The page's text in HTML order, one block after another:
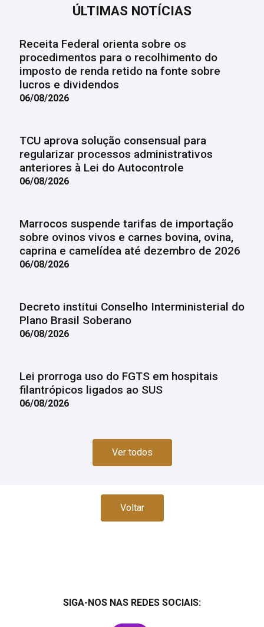
ÚLTIMAS NOTÍCIAS
Receita Federal orienta sobre os
procedimentos para o recolhimento do
imposto de renda retido na fonte sobre
lucros e dividendos
06/08/2026
TCU aprova solução consensual para
regularizar processos administrativos
anteriores à Lei do Autocontrole
06/08/2026
Marrocos suspende tarifas de importação
sobre ovinos vivos e carnes bovina, ovina,
caprina e camelídea até dezembro de 2026
06/08/2026
Decreto institui Conselho Interministerial do
Plano Brasil Soberano
06/08/2026
Lei prorroga uso do FGTS em hospitais
filantrópicos ligados ao SUS
06/08/2026
Ver todos
Voltar
SIGA-NOS NAS REDES SOCIAIS: